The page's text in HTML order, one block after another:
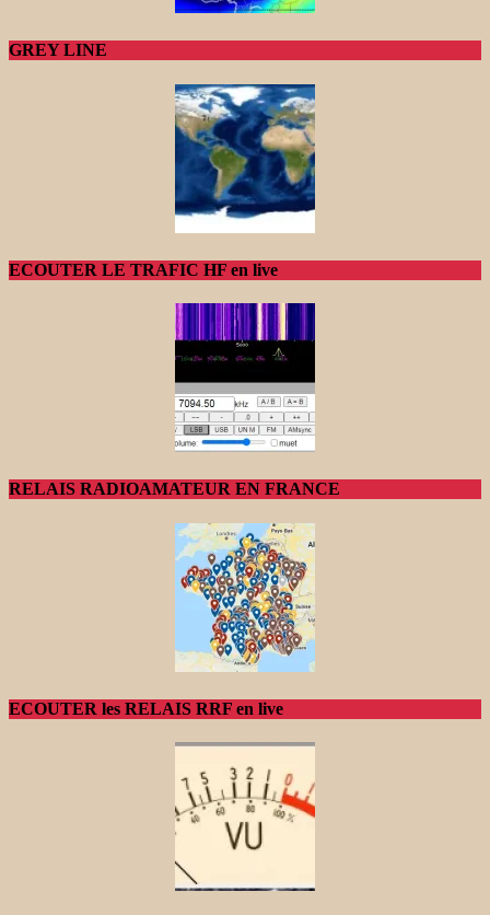
GREY LINE
ECOUTER LE TRAFIC HF en live
RELAIS RADIOAMATEUR EN FRANCE
ECOUTER les RELAIS RRF en live